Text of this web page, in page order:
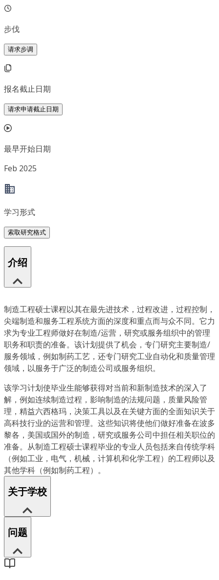
步伐
请求步调
报名截止日期
请求申请截止日期
最早开始日期
Feb 2025
学习形式
索取研究格式
介绍
制造工程硕士课程以其在最先进技术，过程改进，过程控制，
尖端制造和服务工程系统方面的深度和重点而与众不同。它力
求为专业工程师做好在制造/运营，研究或服务组织中的管理
职务和职责的准备。该计划提供了机会，专门研究主要制造/
服务领域，例如制药工艺，还专门研究工业自动化和质量管理
领域，以服务于广泛的制造公司或服务组织。
该学习计划使毕业生能够获得对当前和新制造技术的深入了
解，例如连续制造过程，影响制造的法规问题，质量风险管
理，精益六西格玛，决策工具以及在关键方面的全面知识关于
高科技行业的运营和管理。这些知识将使他们做好准备在波多
黎各，美国或国外的制造，研究或服务公司中担任相关职位的
准备。从制造工程硕士课程毕业的专业人员包括来自传统学科
（例如工业，电气，机械，计算机和化学工程）的工程师以及
其他学科（例如制药工程）。
关于学校
问题